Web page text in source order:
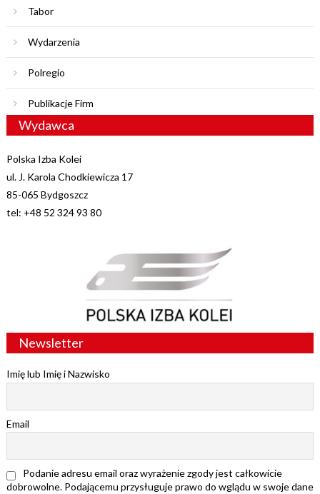
Tabor
Wydarzenia
Polregio
Publikacje Firm
Wydawca
Polska Izba Kolei
ul. J. Karola Chodkiewicza 17
85-065 Bydgoszcz
tel: +48 52 324 93 80
Newsletter
Imię lub Imię i Nazwisko
Email
Podanie adresu email oraz wyrażenie zgody jest całkowicie
dobrowolne. Podającemu przysługuje prawo do wglądu w swoje dane